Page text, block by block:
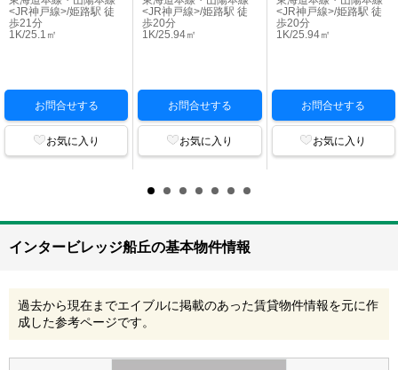
<JR神戸線>/姫路駅 徒
歩21分
1K/25.1㎡
お問合せする
お気に入り
<JR神戸線>/姫路駅 徒
歩20分
1K/25.94㎡
お問合せする
お気に入り
<JR神戸線>/姫路駅 徒
歩20分
1K/25.94㎡
お問合せする
お気に入り
インタービレッジ船丘の基本物件情報
過去から現在までエイブルに掲載のあった賃貸物件情報を元に作
成した参考ページです。